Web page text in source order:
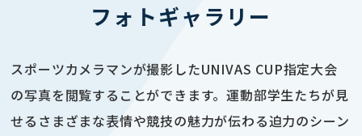
フォトギャラリー
スポーツカメラマンが撮影したUNIVAS CUP指定大会
の写真を閲覧することができます。運動部学生たちが見
せるさまざまな表情や競技の魅力が伝わる迫力のシーン